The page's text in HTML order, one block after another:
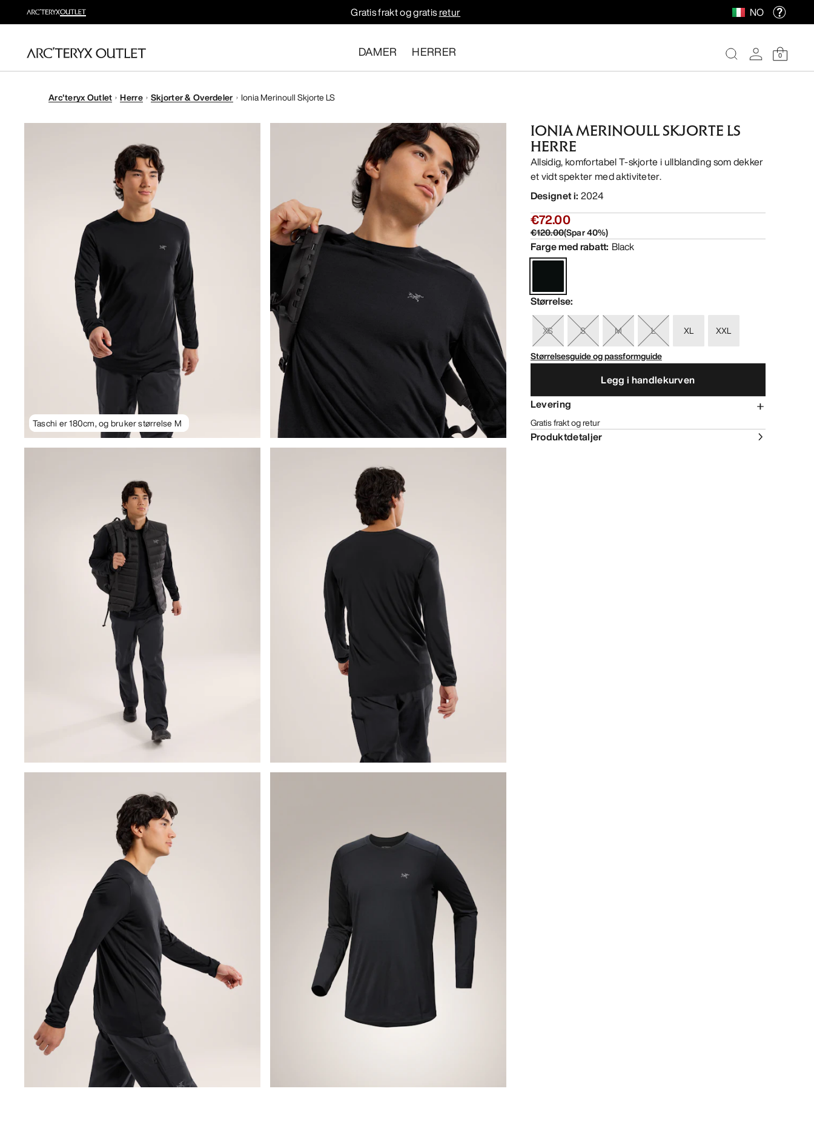
Gratis frakt og gratisretur NO
DAMER HERRER 0
Arc'teryx Outlet Herre Skjorter & Overdeler Ionia Merinoull Skjorte LS
Taschi er 180cm, og bruker størrelse M
IONIA MERINOULL SKJORTE LS
HERRE
Allsidig, komfortabel T-skjorte i ullblanding som dekker
et vidt spekter med aktiviteter.
Designet i: 2024
€72.00
€120.00(Spar40%)
Farge med rabatt: Black
Størrelse:
XS S M L XL
XXL
Størrelsesguide og passformguide
Legg i handlekurven
Levering
Gratis frakt og retur
Produktdetaljer